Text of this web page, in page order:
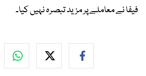
فیفا نے معاملے پر مزید تبصرہ نہیں کیا۔